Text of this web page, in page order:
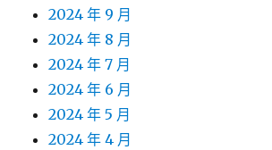
2024 年 9 月
2024 年 8 月
2024 年 7 月
2024 年 6 月
2024 年 5 月
2024 年 4 月